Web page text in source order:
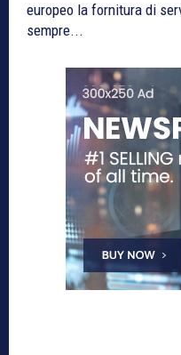
europeo la fornitura di
sempre...